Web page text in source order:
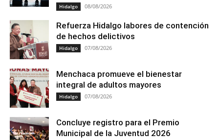
Hidalgo 08/08/2026
Refuerza Hidalgo labores de contención
de hechos delictivos
Hidalgo 07/08/2026
Menchaca promueve el bienestar
integral de adultos mayores
Hidalgo 07/08/2026
Concluye registro para el Premio
Municipal de la Juventud 2026